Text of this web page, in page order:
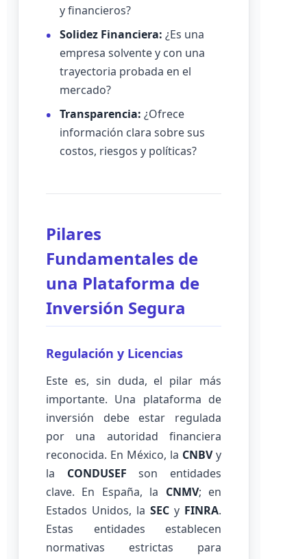
y financieros?
Solidez Financiera: ¿Es una
empresa solvente y con una
trayectoria probada en el
mercado?
Transparencia: ¿Ofrece
información clara sobre sus
costos, riesgos y políticas?
Pilares
Fundamentales de
una Plataforma de
Inversión Segura
Regulación y Licencias
Este es, sin duda, el pilar más
importante. Una plataforma de
inversión debe estar regulada
por una autoridad financiera
reconocida. En México, la CNBVy
la CONDUSEF son entidades
clave. En España, la CNMV; en
Estados Unidos, la SEC y FINRA.
Estas entidades establecen
normativas estrictas para